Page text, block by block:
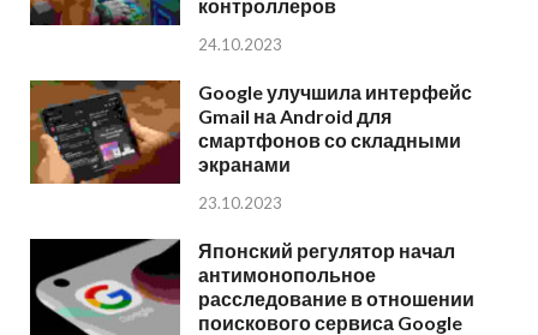
контроллеров
24.10.2023
Google улучшила интерфейс
Gmail на Android для
смартфонов со складными
экранами
23.10.2023
Японский регулятор начал
антимонопольное
расследование в отношении
поискового сервиса Google